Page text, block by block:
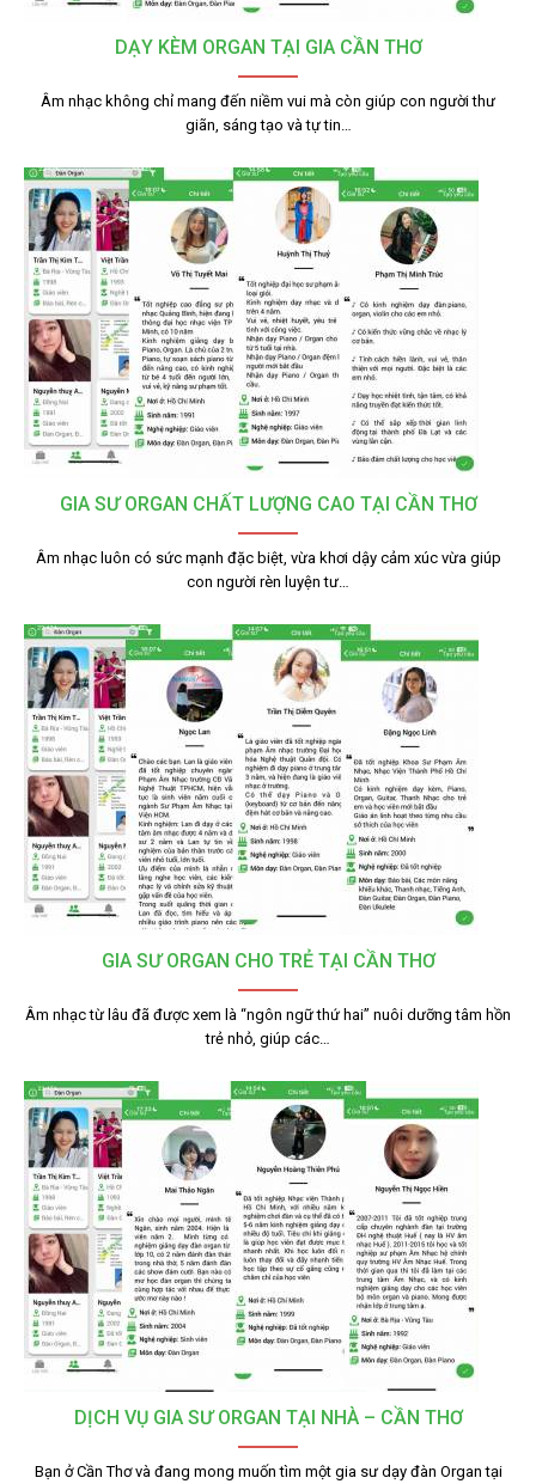
DẠY KÈM ORGAN TẠI GIA CẦN THƠ
Âm nhạc không chỉ mang đến niềm vui mà còn giúp con người thư
giãn, sáng tạo và tự tin…
GIA SƯ ORGAN CHẤT LƯỢNG CAO TẠI CẦN THƠ
Âm nhạc luôn có sức mạnh đặc biệt, vừa khơi dậy cảm xúc vừa giúp
con người rèn luyện tư…
GIA SƯ ORGAN CHO TRẺ TẠI CẦN THƠ
Âm nhạc từ lâu đã được xem là “ngôn ngữ thứ hai” nuôi dưỡng tâm hồn
trẻ nhỏ, giúp các…
DỊCH VỤ GIA SƯ ORGAN TẠI NHÀ – CẦN THƠ
Bạn ở Cần Thơ và đang mong muốn tìm một gia sư dạy đàn Organ tại